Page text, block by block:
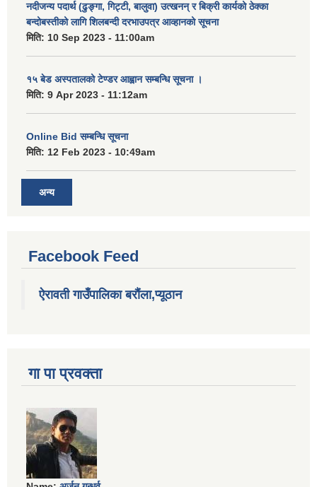
नदीजन्य पदार्थ (ढुङ्गा, गिट्टी, बालुवा) उत्खनन् र बिक्री कार्यको ठेक्का
बन्दोबस्तीको लागि शिलबन्दी दरभाउपत्र आव्हानको सूचना
मिति: 10 Sep 2023 - 11:00am
१५ बेड अस्पतालको टेण्डर आह्वान सम्बन्धि सूचना ।
मिति: 9 Apr 2023 - 11:12am
Online Bid सम्बन्धि सूचना
मिति: 12 Feb 2023 - 10:49am
अन्य
Facebook Feed
ऐरावती गाउँपालिका बरौंला,प्यूठान
गा पा प्रवक्ता